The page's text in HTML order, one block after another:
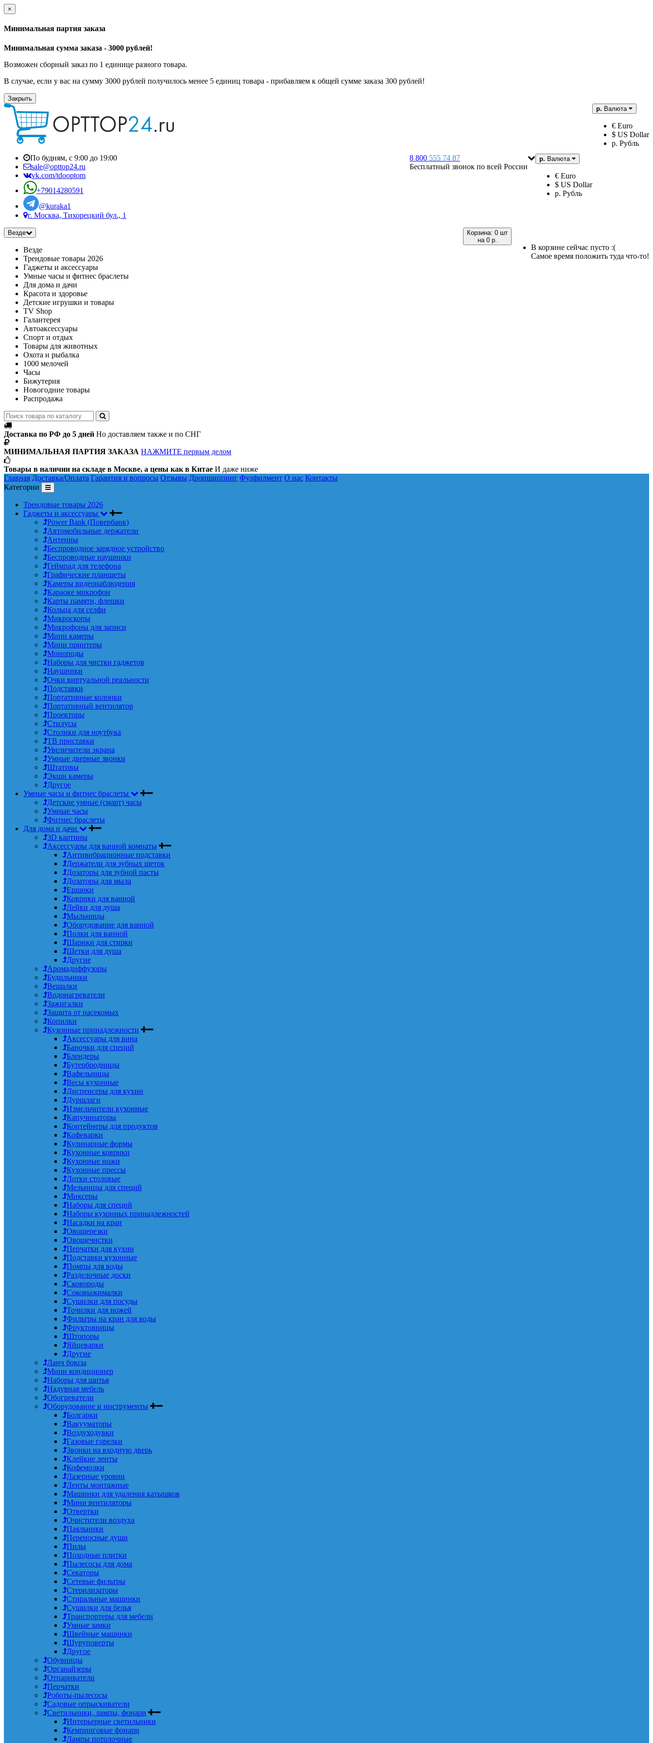
×
Минимальная партия заказа
Минимальная сумма заказа - 3000 рублей!
Возможен сборный заказ по 1 единице разного товара.
В случае, если у вас на сумму 3000 рублей получилось менее 5 единиц товара - прибавляем к общей сумме заказа 300 рублей!
Закрыть
р. Валюта
€ Euro
$ US Dollar
р. Рубль
р. Валюта
€ Euro
$ US Dollar
р. Рубль
8 800 555 74 87
Бесплатный звонок по всей России
По будням, с 9:00 до 19:00
sale@opttop24.ru
vk.com/tdooptom
+79014280591
@kuraka1
г. Москва, Тихорецкий бул., 1
Корзина: 0 шт
на 0 р.
В корзине сейчас пусто :(
Самое время положить туда что-то!
Везде
Везде
Трендовые товары 2026
Гаджеты и аксессуары
Умные часы и фитнес браслеты
Для дома и дачи
Красота и здоровье
Детские игрушки и товары
TV Shop
Галантерея
Автоаксессуары
Спорт и отдых
Товары для животных
Охота и рыбалка
1000 мелочей
Часы
Бижутерия
Новогодние товары
Распродажа
Доставка по РФ до 5 дней Но доставляем также и по СНГ
МИНИМАЛЬНАЯ ПАРТИЯ ЗАКАЗА НАЖМИТЕ первым делом
Товары в наличии на складе в Москве, а цены как в Китае И даже ниже
Главная Доставка/Оплата Гарантия и вопросы Отзывы Дропшиппинг Фулфилмент О нас Контакты
Категории
Трендовые товары 2026
Гаджеты и аксессуары
Power Bank (Повербанк)
Автомобильные держатели
Антенны
Беспроводное зарядное устройство
Беспроводные наушники
Геймпад для телефона
Графические планшеты
Камеры видеонаблюдения
Караоке микрофон
Карты памяти, флешки
Кольца для селфи
Микроскопы
Микрофоны для записи
Мини камеры
Мини принтеры
Моноподы
Наборы для чистки гаджетов
Наушники
Очки виртуальной реальности
Подставки
Портативные колонки
Портативный вентилятор
Проекторы
Стилусы
Столики для ноутбука
ТВ приставки
Увеличители экрана
Умные дверные звонки
Штативы
Экшн камеры
Другое
Умные часы и фитнес браслеты
Детские умные (смарт) часы
Умные часы
Фитнес браслеты
Для дома и дачи
3D картины
Аксессуары для ванной комнаты
Антивибрационные подставки
Держатели для зубных щеток
Дозаторы для зубной пасты
Дозаторы для мыла
Ершики
Коврики для ванной
Лейки для душа
Мыльницы
Оборудование для ванной
Полки для ванной
Шарики для стирки
Щетки для душа
Другие
Аромадиффузоры
Будильники
Вешалки
Водонагреватели
Зажигалки
Защита от насекомых
Копилки
Кухонные принадлежности
Аксессуары для вина
Баночки для специй
Блендеры
Бутербродницы
Вафельницы
Весы кухонные
Диспенсеры для кухни
Дуршлаги
Измельчители кухонные
Капучинаторы
Контейнеры для продуктов
Кофеварки
Кулинарные формы
Кухонные коврики
Кухонные ножи
Кухонные прессы
Лотки столовые
Мельницы для специй
Миксеры
Наборы для специй
Наборы кухонных принадлежностей
Насадки на кран
Овощерезки
Овощечистки
Перчатки для кухни
Подставки кухонные
Помпы для воды
Разделочные доски
Сковороды
Соковыжималки
Сушилки для посуды
Точилки для ножей
Фильтры на кран для воды
Фруктовницы
Штопоры
Яйцеварки
Другие
Ланч боксы
Мини кондиционер
Наборы для шитья
Надувная мебель
Обогреватели
Оборудование и инструменты
Болгарки
Вакууматоры
Воздуходувки
Газовые горелки
Звонки на входную дверь
Клейкие ленты
Кофемолки
Лазерные уровни
Ленты монтажные
Машинки для удаления катышков
Мини вентиляторы
Отвертки
Очистители воздуха
Паяльники
Переносные души
Пилы
Походные плитки
Пылесосы для дома
Секаторы
Сетевые фильтры
Стерилизаторы
Стиральные машинки
Сушилки для белья
Транспортеры для мебели
Умные замки
Швейные машинки
Шуруповерты
Другое
Обувницы
Органайзеры
Отпариватели
Перчатки
Роботы-пылесосы
Садовые опрыскиватели
Светильники, лампы, фонари
Интерьерные светильники
Кемпинговые фонари
Лампы потолочные